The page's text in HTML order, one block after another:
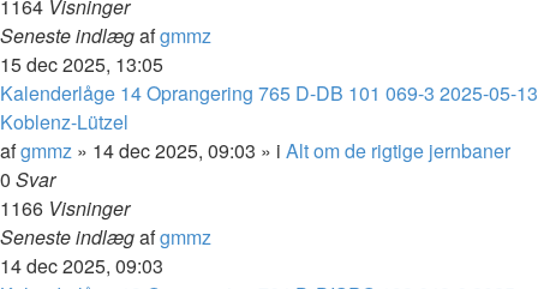
1164 Visninger
Seneste indlægafgmmz
15 dec 2025, 13:05
Kalenderlåge 14 Oprangering 765 D-DB 101 069-3 2025-05-13
Koblenz-Lützel
afgmmz » 14 dec 2025, 09:03 » i Alt om de rigtige jernbaner
0 Svar
1166 Visninger
Seneste indlægafgmmz
14 dec 2025, 09:03